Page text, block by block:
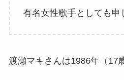
有名女性歌手としても申
渡瀬マキさんは1986年（17